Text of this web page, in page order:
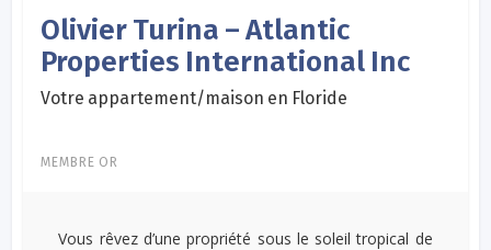
Olivier Turina – Atlantic
Properties International Inc
Votre appartement/maison en Floride
MEMBRE OR
Vous rêvez d’une propriété sous le soleil tropical de